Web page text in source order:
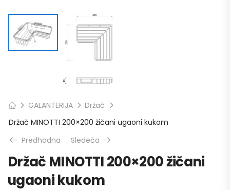
GALANTERIJA
Držač
Držač MINOTTI 200×200 žičani ugaoni kukom
Predhodna
Sledeća
Držač MINOTTI 200×200 žičani
ugaoni kukom